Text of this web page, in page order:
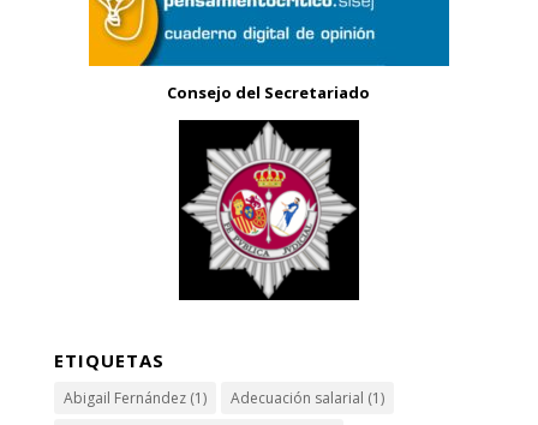
Consejo del Secretariado
ETIQUETAS
Abigail Fernández(1) Adecuación salarial (1)